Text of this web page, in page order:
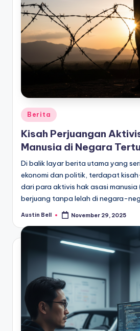
Posted
in
Berita
Kisah Perjuangan
Manusia di Negara
Di balik layar berita utama yang
ekonomi dan politik, terdapat
dari para aktivis hak asasi manusia
berjuang tanpa lelah di negara-
Posted
Austin Bell November 29, 2025